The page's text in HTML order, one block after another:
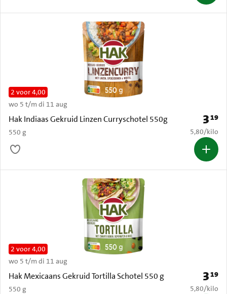
Hak Indiaas Gekruid Linzen Curryschotel 550g
550 g
2 voor 4,00
wo 5 t/m di 11 aug
Prijs:
319
€ 5,80 per
5,80/kilo
Hak Mexicaans Gekruid Tortilla Schotel 550 g
550 g
2 voor 4,00
wo 5 t/m di 11 aug
Prijs:
319
€ 5,80 per
5,80/kilo